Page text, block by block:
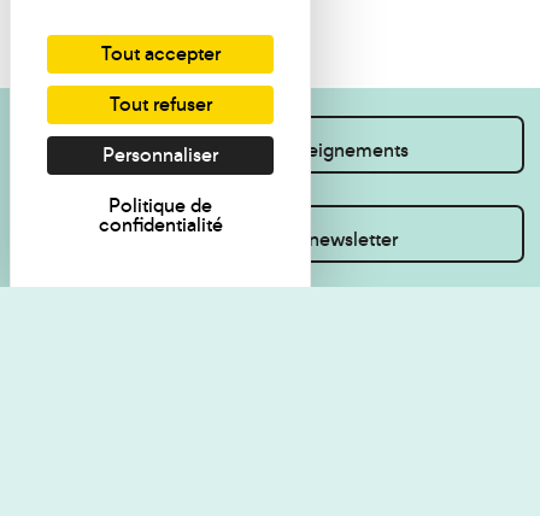
Je souhaite des renseignements
Inscrivez-vous à la newsletter
Tout accepter
Tout refuser
Personnaliser
Politique de
confidentialité